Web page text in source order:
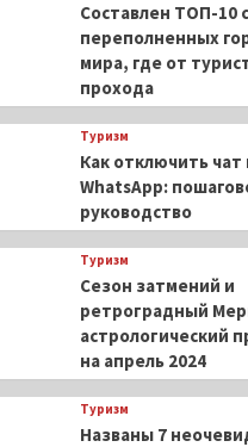
Составлен ТОП-10
переполненных
мира, где от
прохода
Туризм
Как отключить чат
WhatsApp:
руководство
Туризм
Сезон затмений и
ретроградный
астрологический
на апрель 2024
Туризм
Названы 7